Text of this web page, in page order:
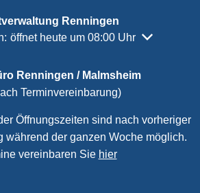
Renningen
Öffnungs- oder Schließzeiten
öffnet heute um 08:00 Uhr
Renningen / Malmsheim
Terminvereinbarung)
Öffnungszeiten sind nach vorheriger
während der ganzen Woche möglich.
vereinbaren Sie hier